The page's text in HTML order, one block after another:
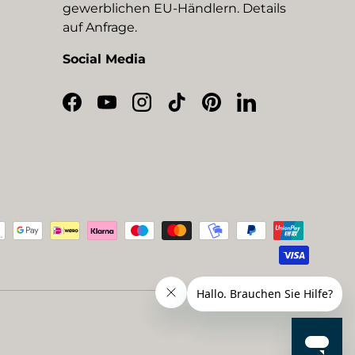
gewerblichen EU-Händlern. Details
auf Anfrage.
Social Media
Facebook
YouTubeInstagram
TikTokPinterestLinkedIn